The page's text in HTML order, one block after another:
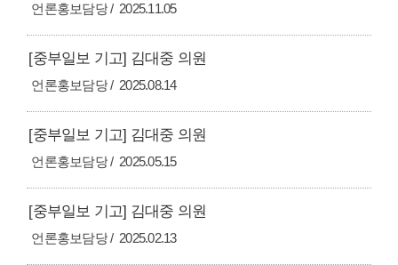
언론홍보담당 2025.11.05
[중부일보 기고] 김대중 의원
언론홍보담당 2025.08.14
[중부일보 기고] 김대중 의원
언론홍보담당 2025.05.15
[중부일보 기고] 김대중 의원
언론홍보담당 2025.02.13